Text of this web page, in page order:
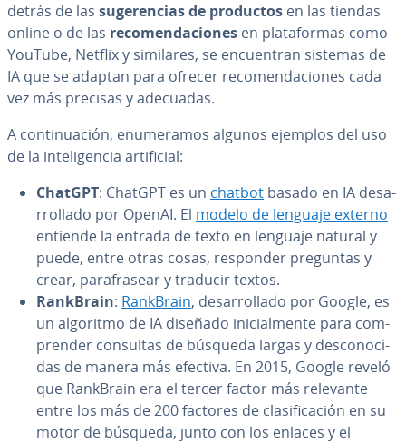
detrás de las su­ge­re­n­cias de productos en las tiendas
online o de las re­co­me­n­da­cio­nes en pla­ta­fo­r­mas como
YouTube, Netflix y similares, se en­cue­n­tran sistemas de
IA que se adaptan para ofrecer re­co­me­n­da­cio­nes cada
vez más precisas y adecuadas.
A co­n­ti­nua­ción, enu­me­ra­mos algunos ejemplos del uso
de la in­te­li­ge­n­cia ar­ti­fi­cial:
ChatGPT: ChatGPT es un chatbot basado en IA de­sa­
rro­lla­do por OpenAI. El modelo de lenguaje externo
entiende la entrada de texto en lenguaje natural y
puede, entre otras cosas, responder preguntas y
crear, pa­ra­fra­sear y traducir textos.
RankBrain: RankBrain, de­sa­rro­lla­do por Google, es
un algoritmo de IA diseñado ini­cia­l­me­n­te para co­m­
pre­n­der consultas de búsqueda largas y de­s­co­no­ci­
das de manera más efectiva. En 2015, Google reveló
que RankBrain era el tercer factor más relevante
entre los más de 200 factores de cla­si­fi­ca­ción en su
motor de búsqueda, junto con los enlaces y el